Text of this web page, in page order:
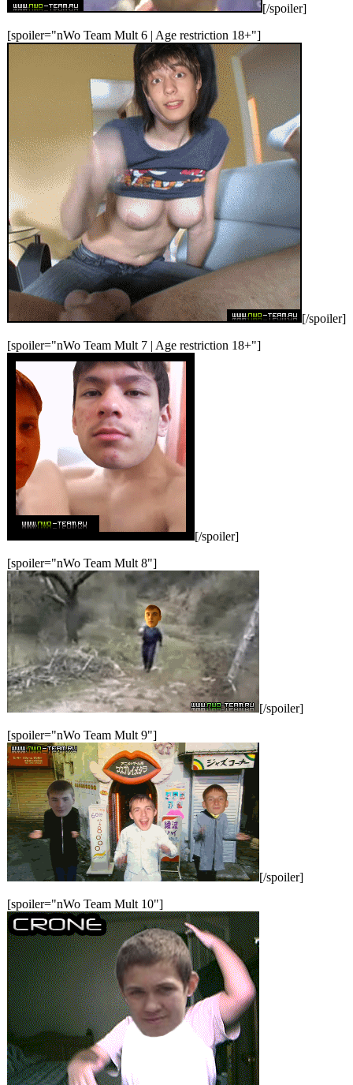
[/spoiler]
[spoiler="nWo Team Mult 6 | Age restriction 18+"]
[/spoiler]
[spoiler="nWo Team Mult 7 | Age restriction 18+"]
[/spoiler]
[spoiler="nWo Team Mult 8"]
[/spoiler]
[spoiler="nWo Team Mult 9"]
[/spoiler]
[spoiler="nWo Team Mult 10"]